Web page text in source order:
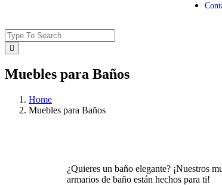
Muebles para Baños
Home
Muebles para Baños
¿Quieres un baño elegante? ¡Nuestros
armarios de baño están hechos para ti!